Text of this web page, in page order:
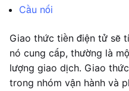
Cầu nối
Giao thức tiền điện tử sẽ
nó cung cấp, thường là
lượng giao dịch. Giao
trong nhóm vận hành và